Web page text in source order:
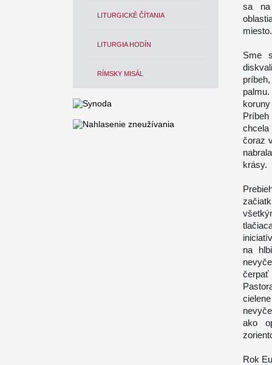
LITURGICKÉ ČÍTANIA
LITURGIA HODÍN
RÍMSKY MISÁL
sa na
Sme
chcela
čoraz
krásy.
na
ako
Rok